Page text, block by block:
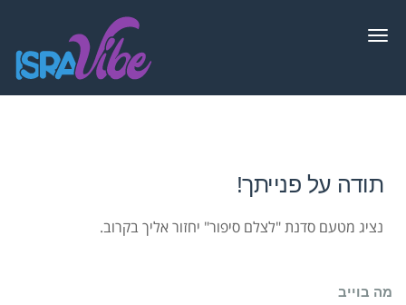
תפריט
תודה על פנייתך!
נציג מטעם סדנת "לצלם סיפור" יחזור אליך בקרוב.
מה בוייב